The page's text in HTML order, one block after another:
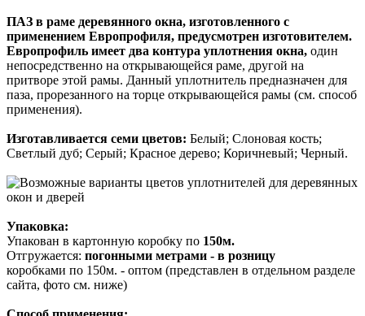
ПАЗ в раме деревянного окна, изготовленного с
применением Европрофиля, предусмотрен изготовителем.
Европрофиль имеет два контура уплотнения окна, один
непосредственно на открывающейся раме, другой на
притворе этой рамы. Данный уплотнитель предназначен для
паза, прорезанного на торце открывающейся рамы (см. способ
применения).
Изготавливается семи цветов: Белый; Слоновая кость;
Светлый дуб; Серый; Красное дерево; Коричневый; Черный.
Упаковка:
Упакован в картонную коробку по 150м.
Отгружается: погонными метрами - в розницу
коробками по 150м. - оптом (представлен в отдельном разделе
сайта, фото см. ниже)